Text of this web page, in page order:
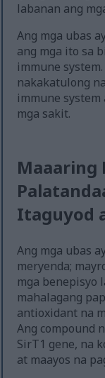
labanan ang
Ang mga ubas
ang mga ito sa
immune
nakakatulong
immune
mga sakit.
Maaaring
Itaguyod
Ang mga ubas
meryenda;
mga benepisyo
mahalagang
antioxidant na
Ang compound
SirT1 gene, na
at maayos na